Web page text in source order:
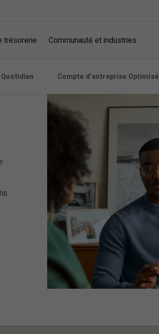
trésorerie Communauté et industries
Compte d’entreprise Optimisé